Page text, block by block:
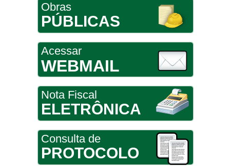
Obras
PÚBLICAS
Acessar
WEBMAIL
Nota Fiscal
ELETRÔNICA
Consulta de
PROTOCOLO